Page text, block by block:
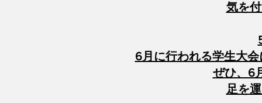
気を
6月に行われる学生大
ぜひ、6
足を